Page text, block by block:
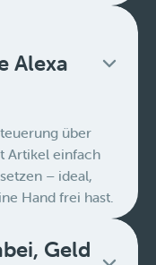
Alexa
über
Artikel einfach
– ideal,
Hand frei hast.
Geld